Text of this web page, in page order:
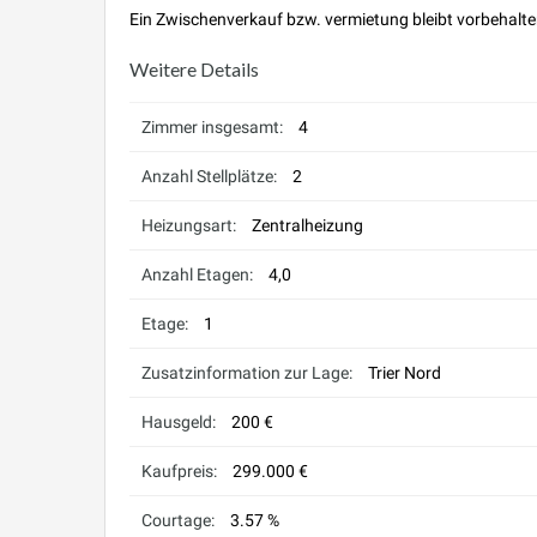
Ein Zwischenverkauf bzw. vermietung bleibt
Weitere Details
Zimmer insgesamt: 4
Anzahl Stellplätze: 2
Heizungsart: Zentralheizung
Anzahl Etagen: 4,0
Etage: 1
Zusatzinformation zur Lage: Trier Nord
Hausgeld: 200 €
Kaufpreis: 299.000 €
Courtage: 3.57 %